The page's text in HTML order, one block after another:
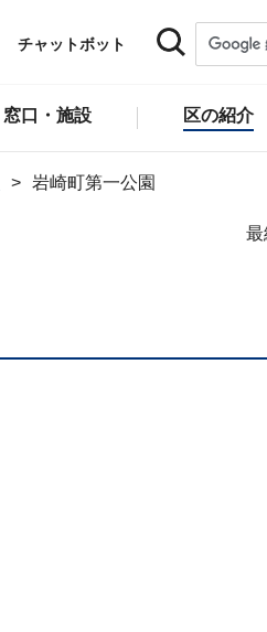
チャットボット
窓口・施設 区の紹介
岩崎町第一公園
最